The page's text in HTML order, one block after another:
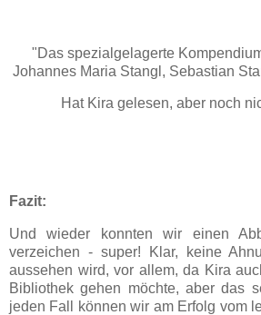
"Das spezialgelagerte
Johannes Maria Stangl, Sebastian
Hat Kira gelesen, aber noch
Fazit:
Und wieder konnten wir einen
verzeichen - super! Klar, keine
aussehen wird, vor allem, da Kira
Bibliothek gehen möchte, aber das
jeden Fall können wir am Erfolg vom